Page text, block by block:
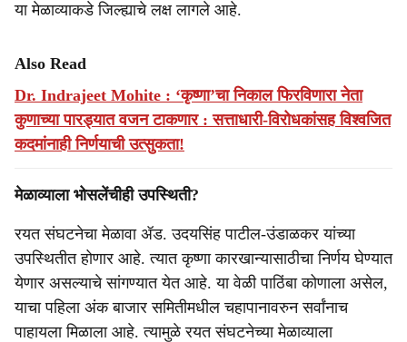
या मेळाव्याकडे जिल्ह्याचे लक्ष लागले आहे.
Also Read
Dr. Indrajeet Mohite : ‘कृष्णा’चा निकाल फिरविणारा नेता
कुणाच्या पारड्यात वजन टाकणार : सत्ताधारी-विरोधकांसह विश्वजित
कदमांनाही निर्णयाची उत्सुकता!
मेळाव्याला भोसलेंचीही उपस्थिती?
रयत संघटनेचा मेळावा ॲड. उदयसिंह पाटील-उंडाळकर यांच्या
उपस्थितीत होणार आहे. त्यात कृष्णा कारखान्यासाठीचा निर्णय घेण्यात
येणार असल्याचे सांगण्यात येत आहे. या वेळी पाठिंबा कोणाला असेल,
याचा पहिला अंक बाजार समितीमधील चहापानावरुन सर्वांनाच
पाहायला मिळाला आहे. त्यामुळे रयत संघटनेच्या मेळाव्याला